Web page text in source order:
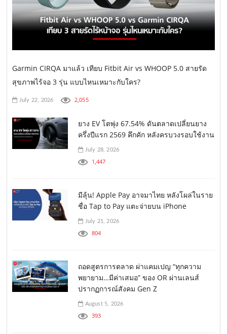
Garmin CIRQA มาแล้ว เทียบ Fitbit Air vs WHOOP 5.0 สายรัด
สุขภาพไร้จอ 3 รุ่น แบบไหนเหมาะกับใคร?
July 22, 2026 2,055
ยาง EV โตพุ่ง 67.54% ดันตลาดเปลี่ยนยาง
ครึ่งปีแรก 2569 คึกคัก หลังครบวงรอบใช้งาน
July 28, 2026
1,447
มีลุ้น! Apple Pay อาจมาไทย หลังโผล่ในราย
ชื่อ Tap to Pay แตะจ่ายบน iPhone
July 21, 2026
804
ถอดสูตรการตลาด ผ่าแคมเปญ “ทุกความ
พยายาม…มีค่าเสมอ” ของ OR ผ่านเลนส์
ปรากฏการณ์สังคม Gen Z
August 5, 2026
393